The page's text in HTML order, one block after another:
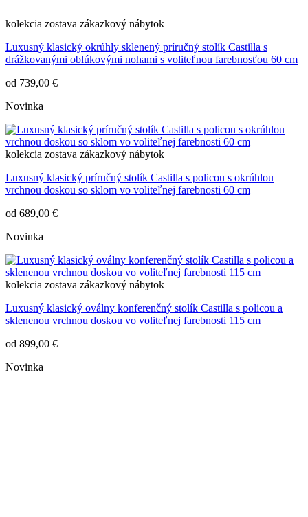
kolekcia zostava zákazkový nábytok
Luxusný klasický okrúhly sklenený príručný stolík Castilla s
drážkovanými oblúkovými nohami s voliteľnou farebnosťou 60 cm
od 739,00 €
Novinka
kolekcia zostava zákazkový nábytok
Luxusný klasický príručný stolík Castilla s policou s okrúhlou
vrchnou doskou so sklom vo voliteľnej farebnosti 60 cm
od 689,00 €
Novinka
kolekcia zostava zákazkový nábytok
Luxusný klasický oválny konferenčný stolík Castilla s policou a
sklenenou vrchnou doskou vo voliteľnej farebnosti 115 cm
od 899,00 €
Novinka